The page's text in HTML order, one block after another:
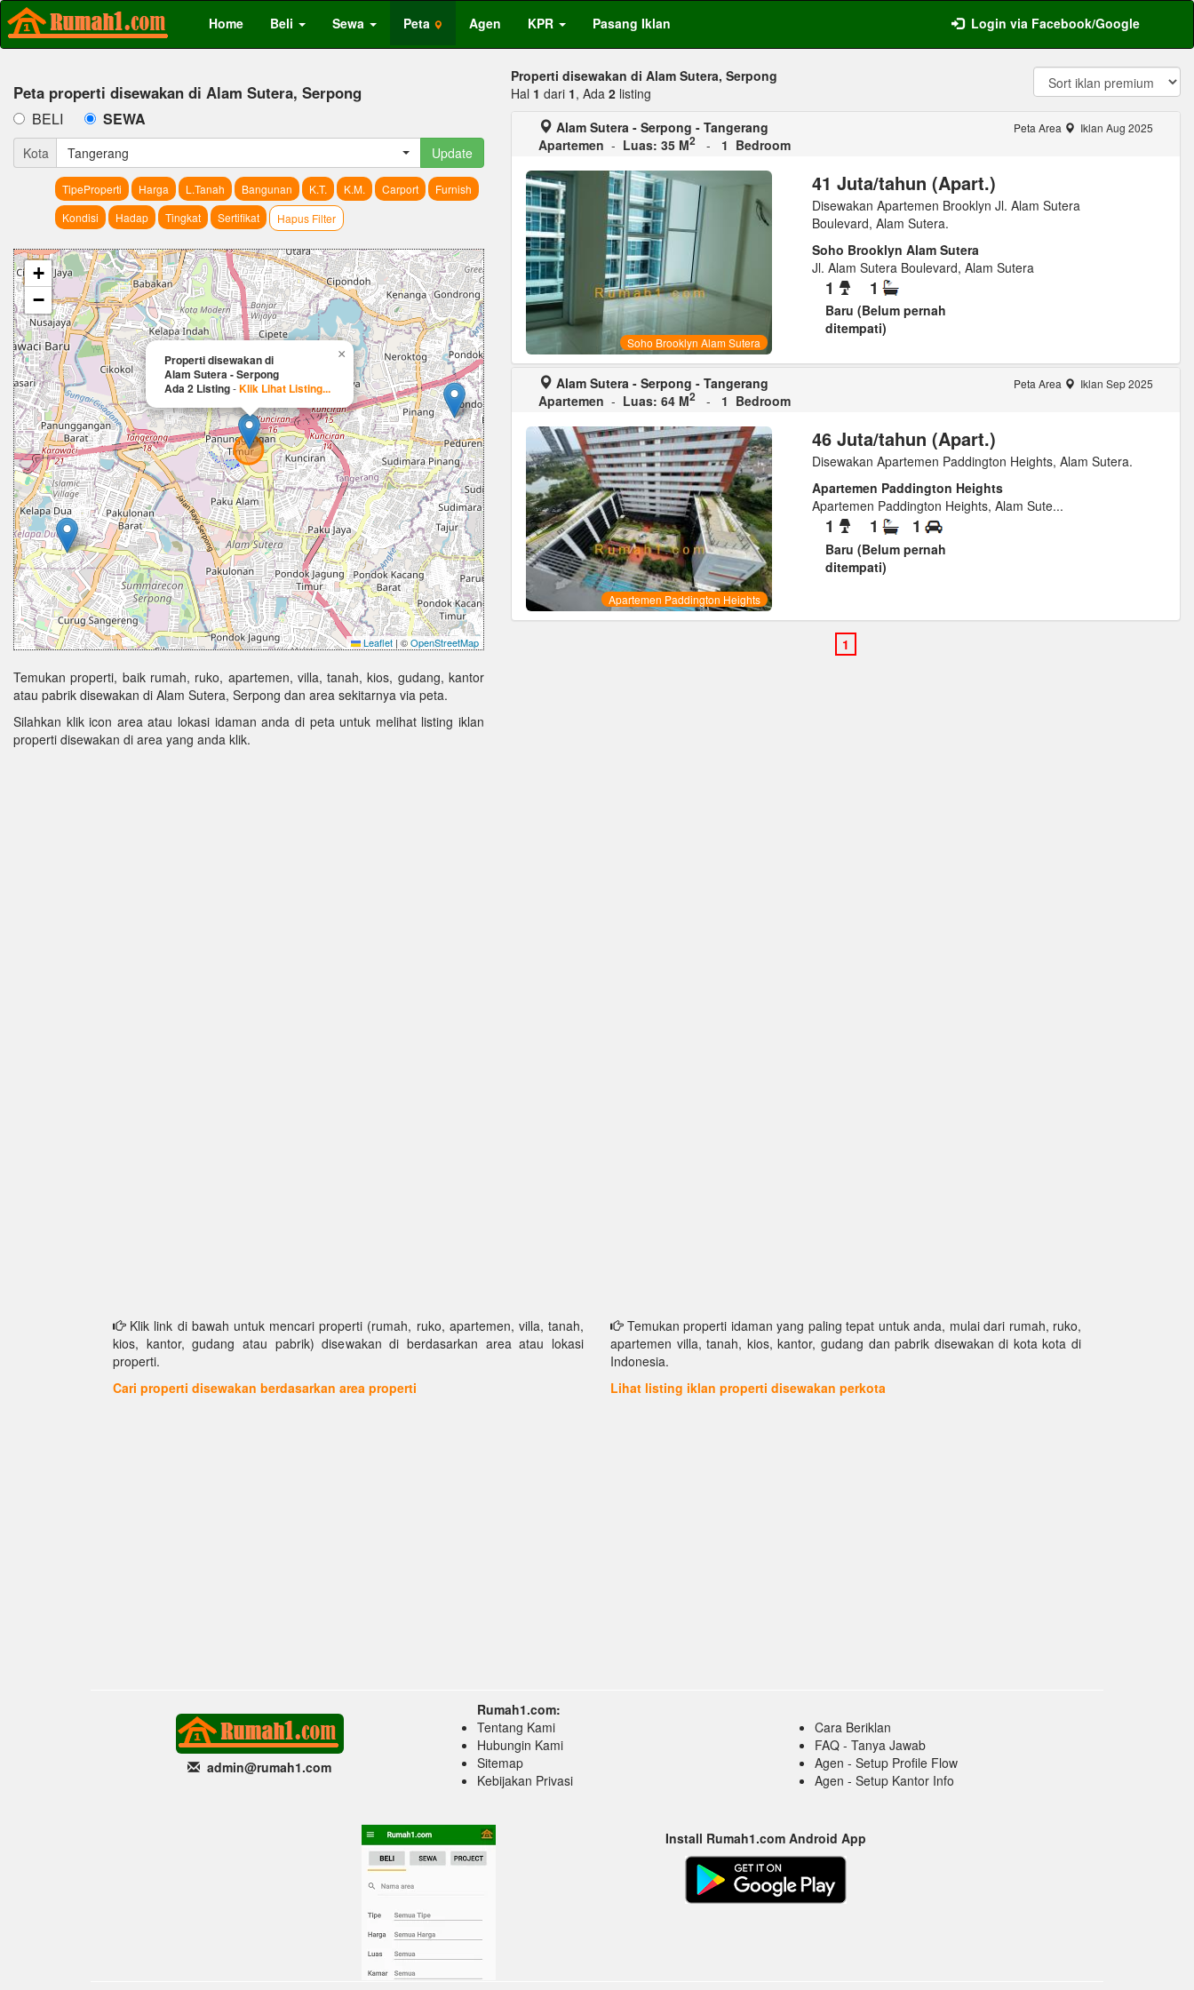
Home Beli Sewa Peta Agen KPR Pasang Iklan Login via Facebook/Google
Peta properti disewakan di Alam Sutera, Serpong
BELI SEWA
Kota Tangerang Update
TipeProperti Harga L.Tanah Bangunan K.T. K.M. Carport
Furnish
Kondisi
Hadap Tingkat Sertifikat Hapus Filter
Properti disewakan di
Alam Sutera - Serpong
Ada 2 Listing-Klik Lihat Listing...
×
+
−
Leaflet | ©OpenStreetMap
Temukan properti, baik rumah, ruko, apartemen, villa, tanah, kios, gudang, kantor
atau pabrik disewakan di Alam Sutera, Serpong dan area sekitarnya via peta.
Silahkan klik icon area atau lokasi idaman anda di peta untuk melihat listing iklan
properti disewakan di area yang anda klik.
Properti disewakan di Alam Sutera, Serpong
Hal 1 dari 1, Ada 2 listing
Alam Sutera - Serpong - Tangerang
Apartemen - Luas: 35 M2 - 1 Bedroom
Peta Area Iklan Aug 2025
Soho Brooklyn Alam Sutera
41 Juta/tahun (Apart.)
Disewakan Apartemen Brooklyn Jl. Alam Sutera
Boulevard, Alam Sutera.
Soho Brooklyn Alam Sutera
Jl. Alam Sutera Boulevard, Alam Sutera
1 1
Baru (Belum pernah
ditempati)
Alam Sutera - Serpong - Tangerang
Apartemen - Luas: 64 M2 - 1 Bedroom
Peta Area Iklan Sep 2025
Apartemen Paddington Heights
46 Juta/tahun (Apart.)
Disewakan Apartemen Paddington Heights, Alam Sutera.
Apartemen Paddington Heights
Apartemen Paddington Heights, Alam Sute...
1 1 1
Baru (Belum pernah
ditempati)
Klik link di bawah untuk mencari properti (rumah, ruko, apartemen, villa, tanah,
kios, kantor, gudang atau pabrik) disewakan di berdasarkan area atau lokasi
properti.
Cari properti disewakan berdasarkan area properti
Temukan properti idaman yang paling tepat untuk anda, mulai dari rumah, ruko,
apartemen villa, tanah, kios, kantor, gudang dan pabrik disewakan di kota kota di
Indonesia.
Lihat listing iklan properti disewakan perkota
admin@rumah1.com
Rumah1.com:
Tentang Kami
Hubungin Kami
Sitemap
Kebijakan Privasi
Cara Beriklan
FAQ - Tanya Jawab
Agen - Setup Profile Flow
Agen - Setup Kantor Info
Install Rumah1.com Android App